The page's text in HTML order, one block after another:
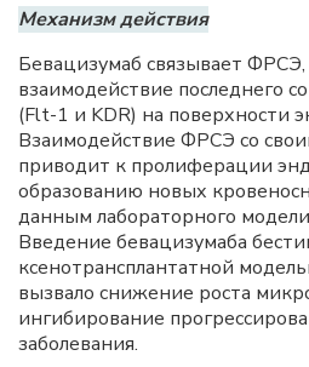
Механизм действия
Бевацизумаб связывает
взаимодействие последнего
(Flt-1 и KDR) на поверхности
Взаимодействие ФРСЭ со
приводит к пролиферации
образованию новых
данным лабораторного
Введение бевацизумаба
ксенотрансплантатной
вызвало снижение роста
ингибирование
заболевания.